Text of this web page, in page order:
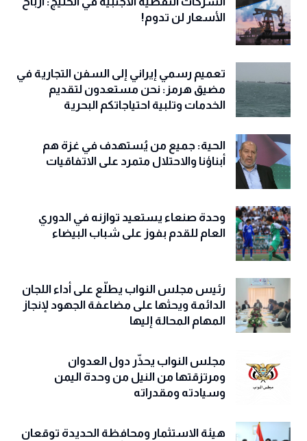
الأسعار لن تدوم!
تعميم رسمي إيراني إلى السفن التجارية في
مضيق هرمز: نحن مستعدون لتقديم
الخدمات وتلبية احتياجاتكم البحرية
الحية: جميع من يُستهدف في غزة هم
أبناؤنا والاحتلال متمرد على الاتفاقيات
وحدة صنعاء يستعيد توازنه في الدوري
العام للقدم بفوز على شباب البيضاء
رئيس مجلس النواب يطلّع على أداء اللجان
الدائمة ويحثها على مضاعفة الجهود لإنجاز
المهام المحالة إليها
مجلس النواب يحذّّر دول العدوان
ومرتزقتها من النيل من وحدة اليمن
وسيادته ومقدراته
هيئة الاستثمار ومحافظة الحديدة توقعان